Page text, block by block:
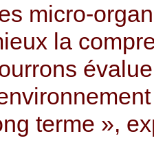
micro-
la
terme »,